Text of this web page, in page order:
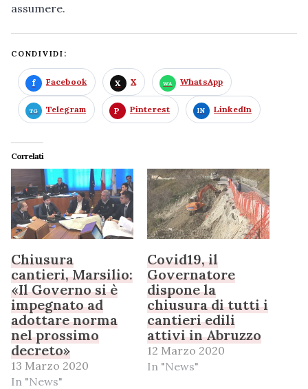
assumere.
CONDIVIDI:
Facebook X WhatsApp
Telegram Pinterest LinkedIn
Correlati
Chiusura
cantieri, Marsilio:
«Il Governo si è
impegnato ad
adottare norma
nel prossimo
decreto»
13 Marzo 2020
In "News"
Covid19, il
Governatore
dispone la
chiusura di tutti i
cantieri edili
attivi in Abruzzo
12 Marzo 2020
In "News"